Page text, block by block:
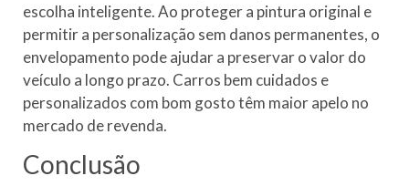
escolha inteligente. Ao proteger a pintura original e
permitir a personalização sem danos permanentes, o
envelopamento pode ajudar a preservar o valor do
veículo a longo prazo. Carros bem cuidados e
personalizados com bom gosto têm maior apelo no
mercado de revenda.
Conclusão